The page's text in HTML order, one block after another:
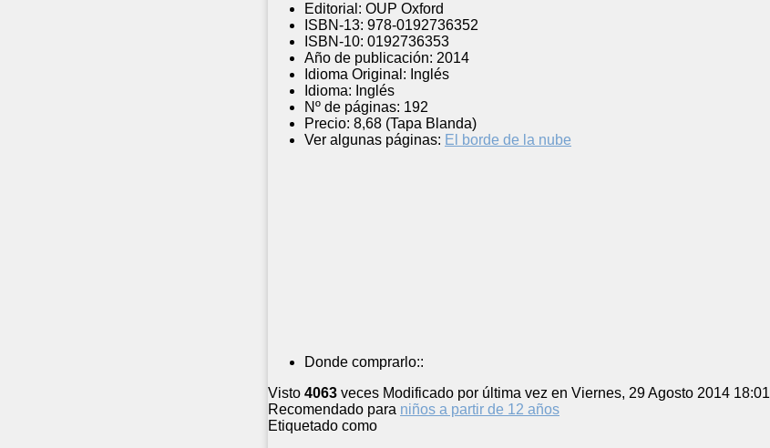
Editorial: OUP Oxford
ISBN-13: 978-0192736352
ISBN-10: 0192736353
Año de publicación: 2014
Idioma Original: Inglés
Idioma: Inglés
Nº de páginas: 192
Precio: 8,68 (Tapa Blanda)
Ver algunas páginas: El borde de la nube
Donde comprarlo::
Visto 4063 veces Modificado por última vez en Viernes, 29 Agosto 2014 18:01
Recomendado para niños a partir de 12 años
Etiquetado como